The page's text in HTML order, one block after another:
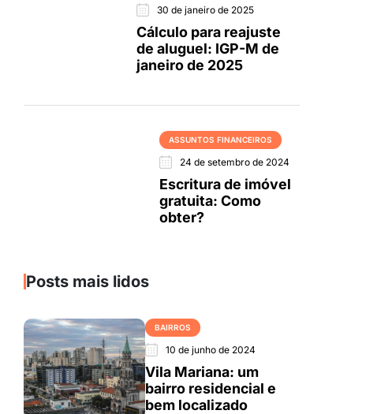
30 de janeiro de 2025
Cálculo para reajuste
de aluguel: IGP-M de
janeiro de 2025
ASSUNTOS FINANCEIROS
24 de setembro de 2024
Escritura de imóvel
gratuita: Como
obter?
Posts mais lidos
BAIRROS
10 de junho de 2024
Vila Mariana: um
bairro residencial e
bem localizado